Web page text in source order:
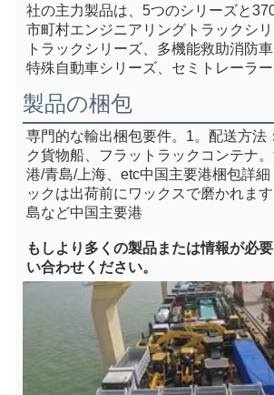
社の主力製品は、5つのシリーズと
市町村エンジニアリングトラックシ
トラックシリーズ、多機能救助消防
特殊自動車シリーズ、セミトレーラー
製品の梱包
専門的な輸出梱包要件。1。 配送方法
ク貨物船、フラットラックコンテナ
港/青島/上海、etc中国主要港梱包詳細
ックは出荷前にワックスで磨かれま
島など中国主要港
もし より多くの製品または情報が必
い合わせください。